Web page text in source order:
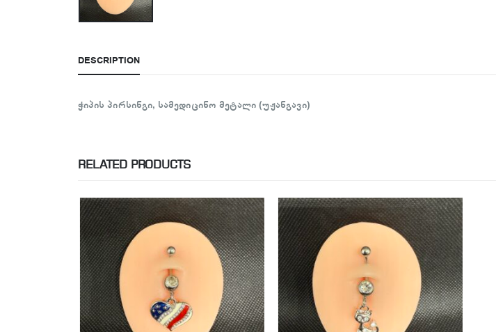
DESCRIPTION
ჭიპის პირსინგი, სამედიცინო მეტალი (უჟანგავი)
RELATED PRODUCTS